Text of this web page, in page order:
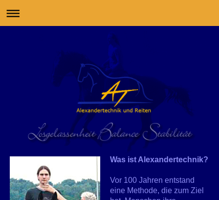
Was ist Alexandertechnik?
Vor 100 Jahren entstand
eine Methode, die zum Ziel